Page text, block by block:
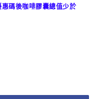
碼後咖啡膠囊總值少於